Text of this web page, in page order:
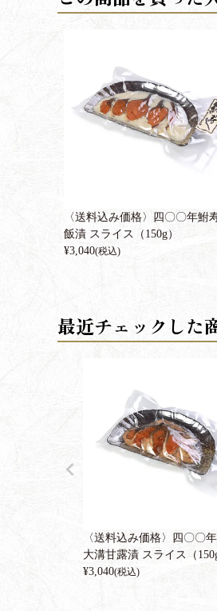
〈送料込み価格〉四〇〇年鮒
飯漬 スライス（150g）
¥3,040(税込)
〈送料込み価格〉四〇〇
大溝甘露漬 スライス（150g
¥3,040(税込)